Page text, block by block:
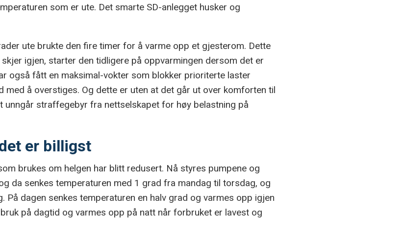
som er ute. Det smarte SD-anlegget husker og
ute brukte den fire timer for å varme opp et gjesterom. Dette
igjen, starter den tidligere på oppvarmingen dersom det er
også fått en maksimal-vokter som blokker prioriterte laster
å overstiges. Og dette er uten at det går ut over komforten til
unngår straffegebyr fra nettselskapet for høy belastning på
er billigst
brukes om helgen har blitt redusert. Nå styres pumpene og
da senkes temperaturen med 1 grad fra mandag til torsdag, og
På dagen senkes temperaturen en halv grad og varmes opp igjen
på dagtid og varmes opp på natt når forbruket er lavest og